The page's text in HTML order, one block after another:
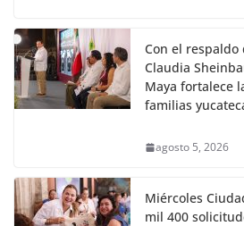
Con el
Claudia
Maya fortalece
familias
agosto 5, 2026
Miércoles
mil 400